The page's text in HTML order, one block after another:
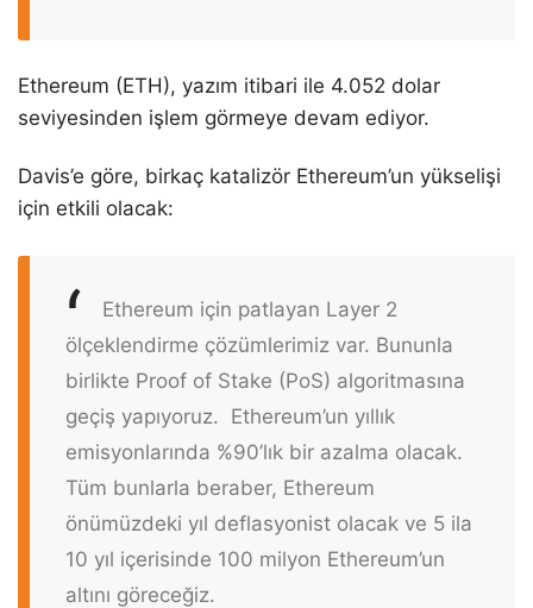
Ethereum (ETH), yazım itibari ile 4.052 dolar
seviyesinden işlem görmeye devam ediyor.
Davis’e göre, birkaç katalizör Ethereum’un yükselişi
için etkili olacak:
Ethereum için patlayan Layer 2
ölçeklendirme çözümlerimiz var. Bununla
birlikte Proof of Stake (PoS) algoritmasına
geçiş yapıyoruz. Ethereum’un yıllık
emisyonlarında %90’lık bir azalma olacak.
Tüm bunlarla beraber, Ethereum
önümüzdeki yıl deflasyonist olacak ve 5 ila
10 yıl içerisinde 100 milyon Ethereum’un
altını göreceğiz.